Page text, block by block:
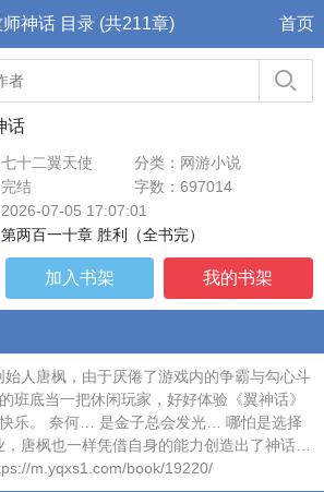
师神话 目录 (共211章) 首页
话
十二翼天使
分类：网游小说
结
字数：697014
07-05 17:07:01
第两百一十章 胜利（全书完）
加入书架 我的书架
始人唐枫，由于厌倦了游戏内的争霸与勾心斗
班底当一把休闲玩家，好好体验《翼神话》
乐。 奈何… 是金子总会发光… 哪怕是选择
，唐枫也一样凭借自身的能力创造出了神话…
m.yqxs1.com/book/19220/